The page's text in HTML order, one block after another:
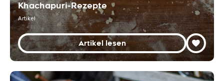
Khachapuri‑Rezepte
Artikel
Artikel lesen